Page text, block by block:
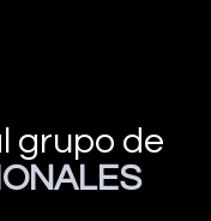
grupo de